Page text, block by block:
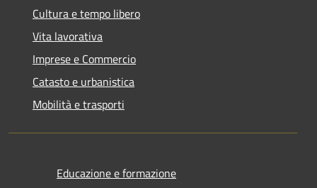
Cultura e tempo libero
Vita lavorativa
Imprese e Commercio
Catasto e urbanistica
Mobilità e trasporti
Educazione e formazione